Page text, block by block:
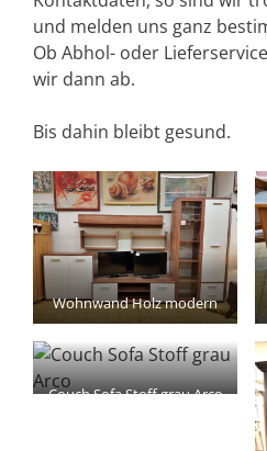
und melden uns ganz
Ob Abhol- oder
wir dann ab.
Bis dahin bleibt gesund.
Wohnwand Holz modern
Couch Sofa Stoff grau Arco